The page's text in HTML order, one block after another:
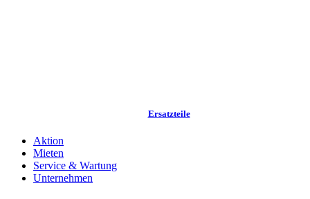
Ersatzteile
Aktion
Mieten
Service & Wartung
Unternehmen